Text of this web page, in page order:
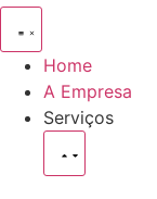
Home
A Empresa
Serviços